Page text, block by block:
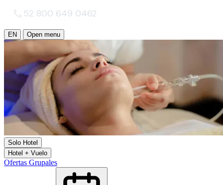
52 800 649 0462
EN Open menu
Solo Hotel
Hotel + Vuelo
Ofertas Grupales